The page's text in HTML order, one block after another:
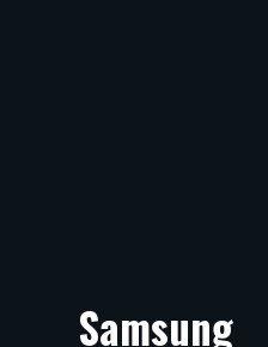
Samsung